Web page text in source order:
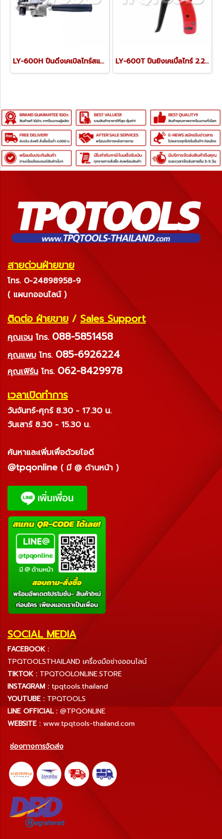
LY-600H ปืนดึงเคเบิลไทร์สแตนเลส OPT STAINLESS CABLE TIE PULLER LY-600T ปืนยิงเคเบิ้ลไทร์ 2.2-4.8 มม. FIBER OPTIC
สายด่วนฝ่ายขาย
โทร. 0-24898958-9
( แผนกออนไลน์ )
ติดต่อ ฝ่ายขาย / Sales Support
คุณเจน โทร. 088-5851458
คุณแพม โทร. 085-6926224
คุณเฟิร์น โทร. 062-8429978
เวลาเปิดทำการ
วันจันทร์-ศุกร์ 8.30 - 17.30 น.
วันเสาร์ 8.30 - 15.30 น.
ค้นหาและเพิ่มเพื่อด้วยไอดี
@tpqonline ( มี @ ด้านหน้า )
SOCIAL MEDIA
FACEBOOK :
TPQTOOLSTHAILAND เครื่องมือช่างออนไลน์
TIKTOK : TPQTOOLONLINE.STORE
INSTAGRAM : tpqtools.thailand
YOUTUBE : TPQTOOLS
LINE OFFICIAL : @TPQONLINE
WEBSITE : www.tpqtools-thailand.com
ช่องทางการจัดส่ง